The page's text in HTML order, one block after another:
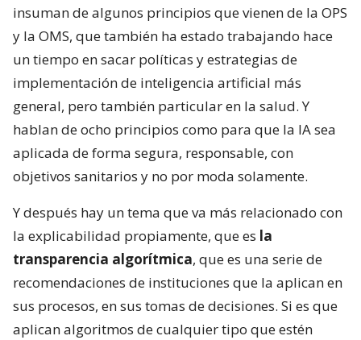
insuman de algunos principios que vienen de la OPS
y la OMS, que también ha estado trabajando hace
un tiempo en sacar políticas y estrategias de
implementación de inteligencia artificial más
general, pero también particular en la salud. Y
hablan de ocho principios como para que la IA sea
aplicada de forma segura, responsable, con
objetivos sanitarios y no por moda solamente.
Y después hay un tema que va más relacionado con
la explicabilidad propiamente, que es la
transparencia algorítmica, que es una serie de
recomendaciones de instituciones que la aplican en
sus procesos, en sus tomas de decisiones. Si es que
aplican algoritmos de cualquier tipo que estén